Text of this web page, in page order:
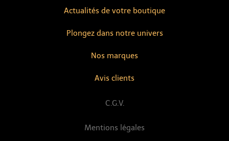
Actualités de votre boutique
Avis clients
Nos marques
Plongez dans notre univers
Mentions légales
C.G.V.